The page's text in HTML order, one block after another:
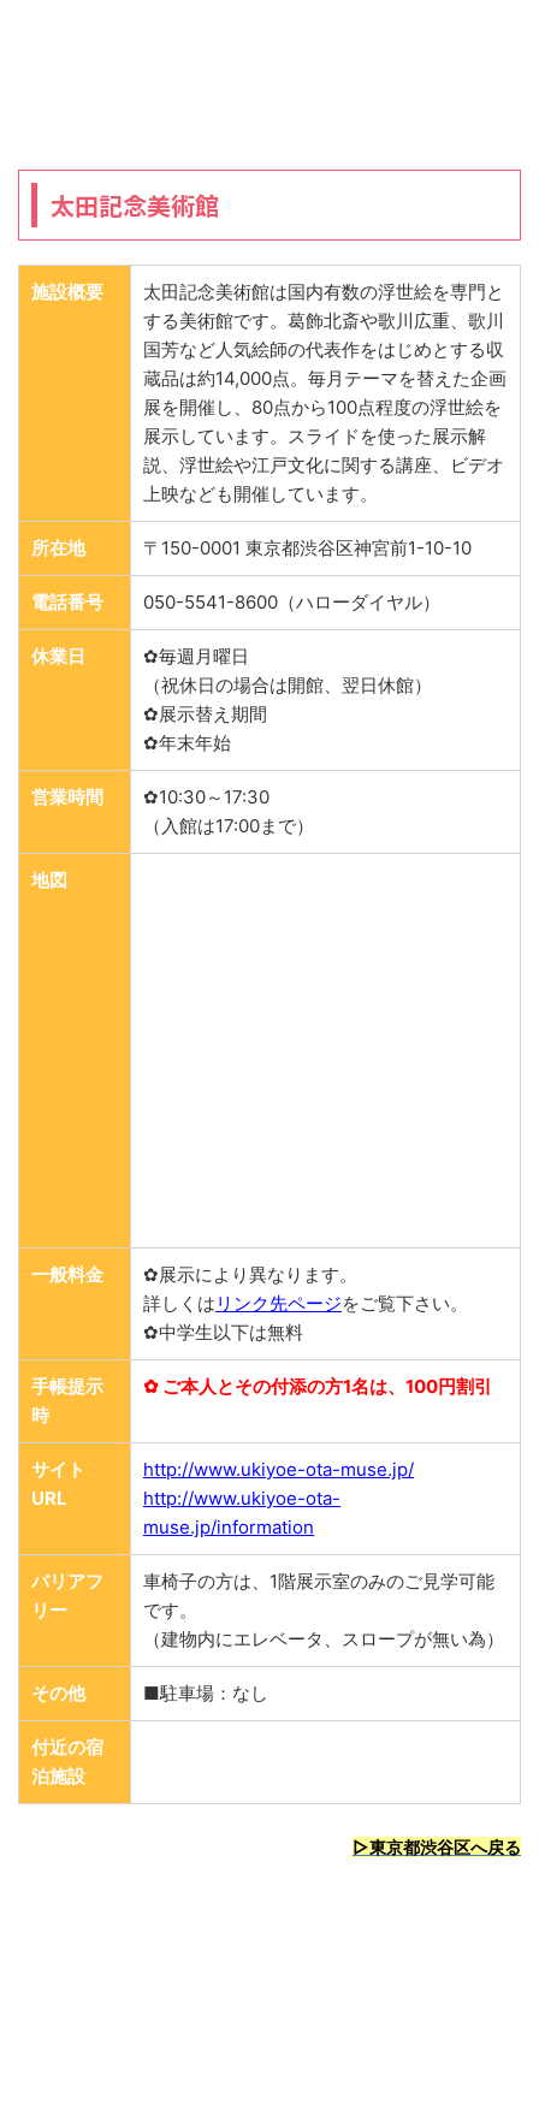
太田記念美術館
施設概要
太田記念美術館は国内有数の浮世絵を専門と
する美術館です。葛飾北斎や歌川広重、歌川
国芳など人気絵師の代表作をはじめとする収
蔵品は約14,000点。毎月テーマを替えた企画
展を開催し、80点から100点程度の浮世絵を
展示しています。スライドを使った展示解
説、浮世絵や江戸文化に関する講座、ビデオ
上映なども開催しています。
所在地 〒150-0001 東京都渋谷区神宮前1-10-10
電話番号 050-5541-8600（ハローダイヤル）
休業日
✿毎週月曜日
（祝休日の場合は開館、翌日休館）
✿展示替え期間
✿年末年始
営業時間
✿10:30～17:30
（入館は17:00まで）
地図
一般料金
✿展示により異なります。
詳しくは リンク先ページをご覧下さい。
✿中学生以下は無料
手帳提示
時
✿ ご本人とその付添の方1名は、100円割引
サイト
URL
http://www.ukiyoe-ota-muse.jp/
http://www.ukiyoe-ota-
muse.jp/information
バリアフ
リー
車椅子の方は、1階展示室のみのご見学可能
です。
（建物内にエレベータ、スロープが無い為）
その他 ■駐車場：なし
付近の宿
泊施設
▷東京都渋谷区へ戻る